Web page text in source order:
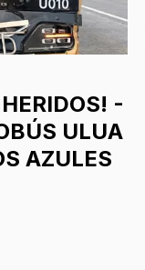
-
ULUA
AZULES